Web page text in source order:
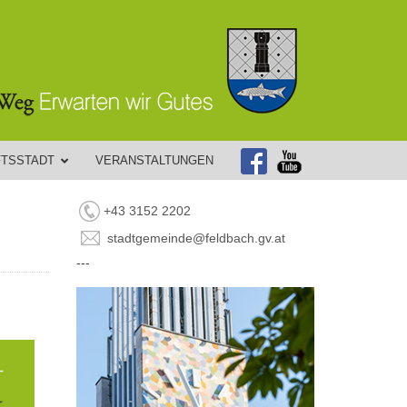
VERANSTALTUNGEN
+43 3152 2202
stadtgemeinde@feldbach.gv.at
---